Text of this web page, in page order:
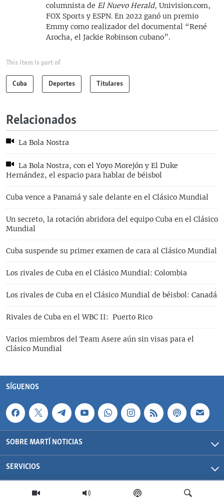
columnista de El Nuevo Herald, Univision.com,
FOX Sports y ESPN. En 2022 ganó un premio
Emmy como realizador del documental “René
Arocha, el Jackie Robinson cubano”.
This item is part of
Cuba Deportes Titulares
Relacionados
La Bola Nostra
La Bola Nostra, con el Yoyo Morejón y El Duke
Hernández, el espacio para hablar de béisbol
Cuba vence a Panamá y sale delante en el Clásico Mundial
Un secreto, la rotación abridora del equipo Cuba en el Clásico
Mundial
Cuba suspende su primer examen de cara al Clásico Mundial
Los rivales de Cuba en el Clásico Mundial: Colombia
Los rivales de Cuba en el Clásico Mundial de béisbol: Canadá
Rivales de Cuba en el WBC II: Puerto Rico
Varios miembros del Team Asere aún sin visas para el
Clásico Mundial
SÍGUENOS
SOBRE MARTÍ NOTICIAS
SERVICIOS
Martí Noticias| 2026 | OCB | Todos los derechos reservados.